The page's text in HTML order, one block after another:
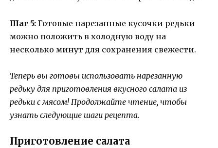
Шаг 5: Готовые нарезанные кусочки редьки
можно положить в холодную воду на
несколько минут для сохранения свежести.
Теперь вы готовы использовать нарезанную
редьку для приготовления вкусного салата из
редьки с мясом! Продолжайте чтение, чтобы
узнать следующие шаги рецепта.
Приготовление салата